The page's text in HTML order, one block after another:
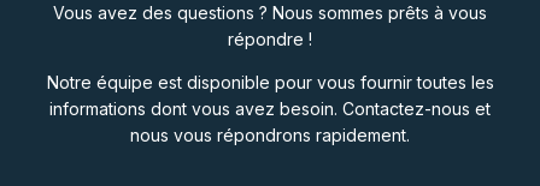
Vous avez des questions ? Nous sommes prêts à vous
répondre !
Notre équipe est disponible pour vous fournir toutes les
informations dont vous avez besoin. Contactez-nous et
nous vous répondrons rapidement.